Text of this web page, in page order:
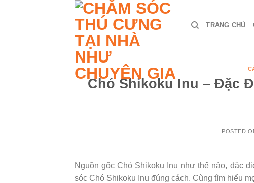
TRANG CHỦ
Chó Shikoku Inu – Đặc
POSTED
Nguồn gốc Chó Shikoku Inu như thế nào, đặc
sóc Chó Shikoku Inu đúng cách. Cùng tìm hiểu